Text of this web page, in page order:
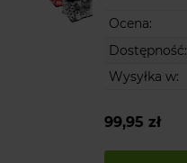
Ocena:
Dostępność:
Wysyłka w:
99,95 zł